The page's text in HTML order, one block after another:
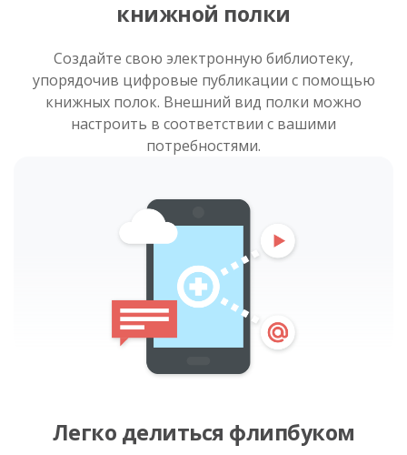
книжной полки
Создайте свою электронную библиотеку,
упорядочив цифровые публикации с помощью
книжных полок. Внешний вид полки можно
настроить в соответствии с вашими
потребностями.
Легко делиться флипбуком